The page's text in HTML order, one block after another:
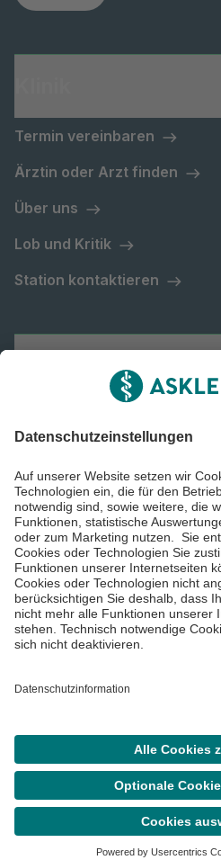
Suche
Termin vereinbaren
Ärztin oder Arzt finden
Über uns
Lob und Kritik
Station kontaktieren
Asklepios Gruppe
Impressum
©Asklepios Kliniken GmbH